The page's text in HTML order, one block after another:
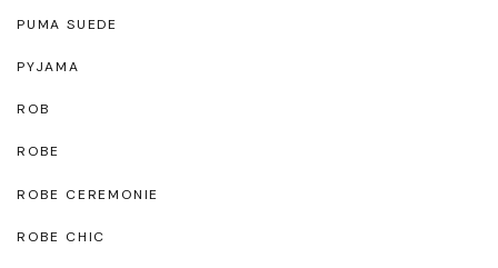
PUMA SUEDE
PYJAMA
ROB
ROBE
ROBE CEREMONIE
ROBE CHIC